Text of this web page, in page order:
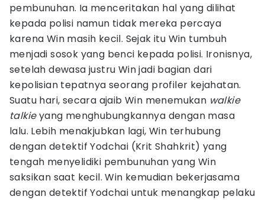
pembunuhan. Ia menceritakan hal yang dilihat
kepada polisi namun tidak mereka percaya
karena Win masih kecil. Sejak itu Win tumbuh
menjadi sosok yang benci kepada polisi. Ironisnya,
setelah dewasa justru Win jadi bagian dari
kepolisian tepatnya seorang profiler kejahatan.
Suatu hari, secara ajaib Win menemukan walkie
talkieyang menghubungkannya dengan masa
lalu. Lebih menakjubkan lagi, Win terhubung
dengan detektif Yodchai (Krit Shahkrit) yang
tengah menyelidiki pembunuhan yang Win
saksikan saat kecil. Win kemudian bekerjasama
dengan detektif Yodchai untuk menangkap pelaku